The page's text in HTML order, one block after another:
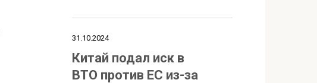
31.10.2024
Китай подал иск в
ВТО против ЕС из-за